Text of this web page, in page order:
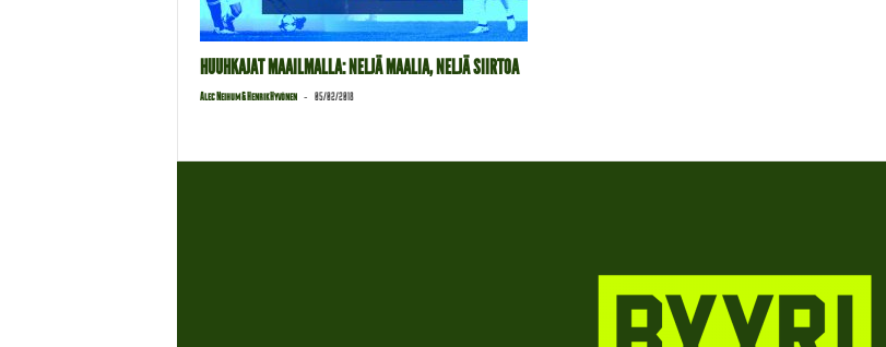
HUUHKAJAT MAAILMALLA: NELJÄ MAALIA, NELJÄ SIIRTOA
Alec Neihum & Henrik Hyvönen - 05/02/2018